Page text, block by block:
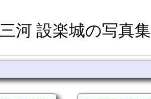
三河 設楽城の写真集